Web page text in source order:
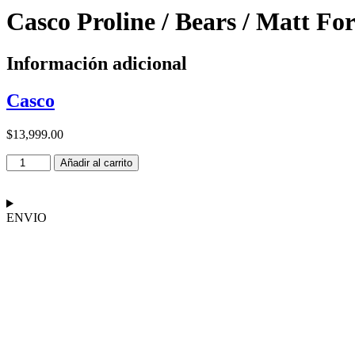
Casco Proline / Bears / Matt
Información adicional
Casco
$13,999.00
Casco
Proline
/ Matt
Forte
Añadir al carrito
ENVIO